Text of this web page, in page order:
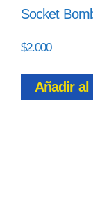
Socket
$2.000
Añadir